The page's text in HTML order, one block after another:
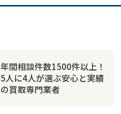
年間相談件数1500件以上！
5人に4人が選ぶ安心と実績
の買取専門業者